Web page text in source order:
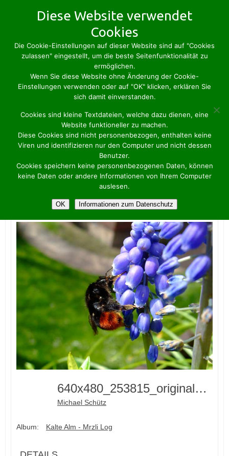
640x480_253815_original_R_
K_by_Betty_pixelio
Michael Schütz 18. August 2014 Keine Kommentare
640x480_253815_original_R_K_by_Betty_pixelio
Michael Schütz
Album: Kalte Alm - Mrzli Log
Diese Website verwendet
Cookies
Die Cookie-Einstellungen auf dieser Website sind auf "Cookies
zulassen" eingestellt, um die beste Seitenfunktionalität zu
ermöglichen.
Wenn Sie diese Website ohne Änderung der Cookie-
Einstellungen verwenden oder auf "OK" klicken, erklären Sie
sich damit einverstanden.
Cookies sind kleine Textdateien, welche dazu dienen, eine
Website funktioneller zu machen.
Diese Cookies sind nicht personenbezogen, enthalten keine
Viren und identifizieren nur den Computer und nicht dessen
Benutzer.
Cookies speichern keine personenbezogenen Daten, können
keine Daten oder andere Informationen von Ihrem Computer
auslesen.
OK Informationen zum Datenschutz